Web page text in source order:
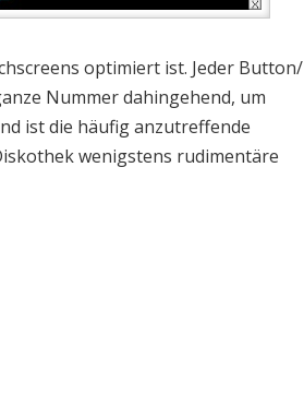
optimiert ist. Jeder Button/
Nummer dahingehend, um
ist die häufig anzutreffende
wenigstens rudimentäre